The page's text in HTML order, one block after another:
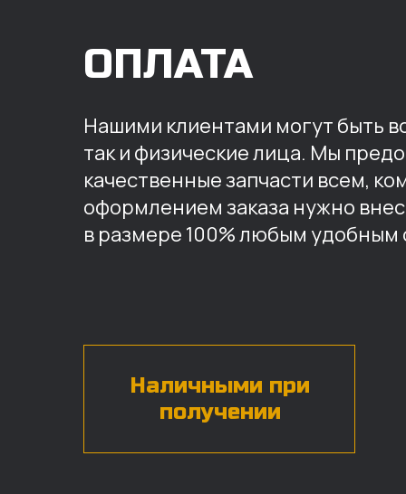
Наличными при
получении
ОПЛАТА
Нашими клиентами могут быть
так и физические лица. Мы
качественные запчасти всем,
оформлением заказа нужно
в размере 100% любым удобным